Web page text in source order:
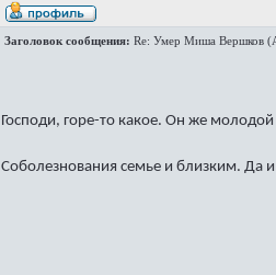
Заголовок сообщения: Re: Умер Миша Вершков
Господи, горе-то какое. Он же
Соболезнования семье и близким. Да